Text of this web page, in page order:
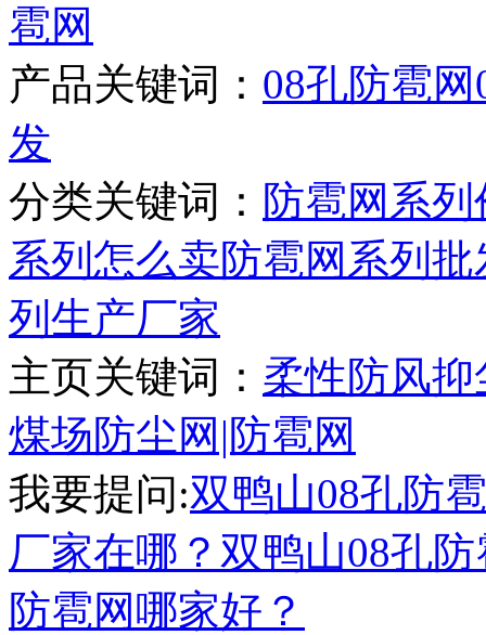
雹网
产品关键词： 08孔防雹网
发
分类关键词： 防雹网系列
系列怎么卖防雹网系列批
列生产厂家
主页关键词： 柔性防风
煤场防尘网|防雹网
我要提问:双鸭山08孔防
厂家在哪？ 双鸭山08孔
防雹网哪家好？